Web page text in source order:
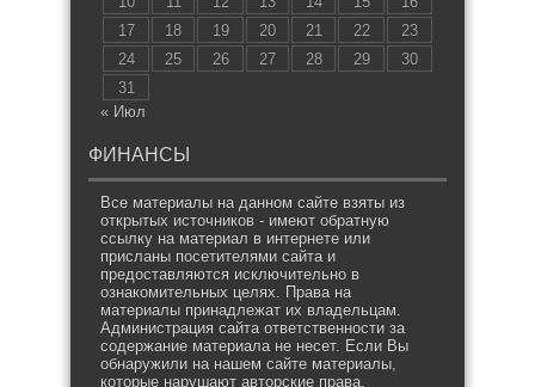
17
18 19 20 21 22
23
24
25 26 27 28 29
30
31
« Июл
ФИНАНСЫ
Все материалы на данном сайте взяты из
открытых источников - имеют обратную
ссылку на материал в интернете или
присланы посетителями сайта и
предоставляются исключительно в
ознакомительных целях. Права на
материалы принадлежат их владельцам.
Администрация сайта ответственности за
содержание материала не несет. Если Вы
обнаружили на нашем сайте материалы,
которые нарушают авторские права,